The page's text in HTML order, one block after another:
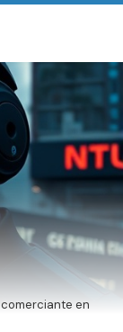
comerciante en